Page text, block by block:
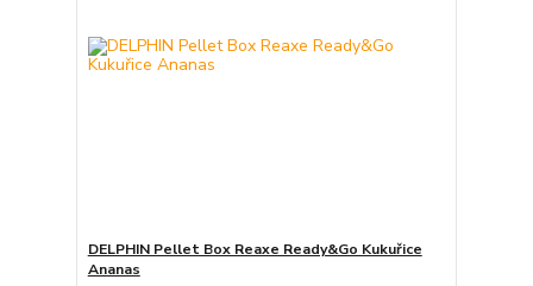
DELPHIN Pellet Box Reaxe Ready&Go Kukuřice
Ananas